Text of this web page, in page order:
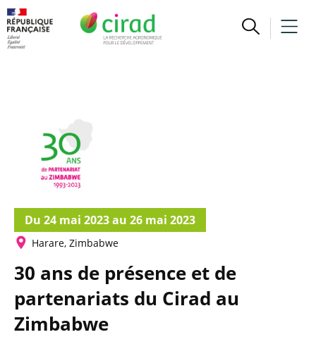
Du 24 mai 2023 au 26 mai 2023
Harare, Zimbabwe
30 ans de présence et de
partenariats du Cirad au
Zimbabwe